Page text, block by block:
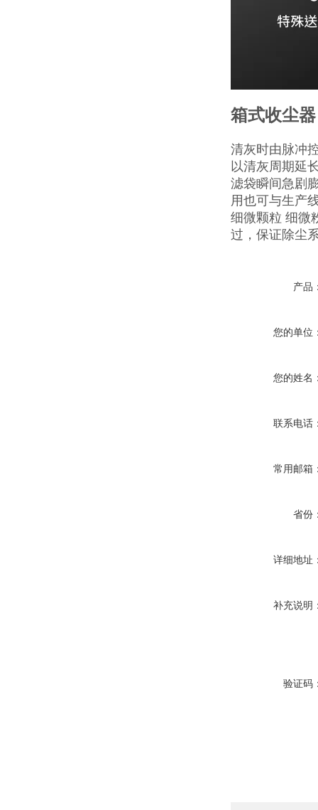
箱式收尘器
清灰时由脉冲
以清灰周期延
滤袋瞬间急剧
用也可与生产
细微颗粒 细微
过，保证除尘
产品
您的单位
您的姓名
联系电话
常用邮箱
省份
详细地址
补充说明
验证码